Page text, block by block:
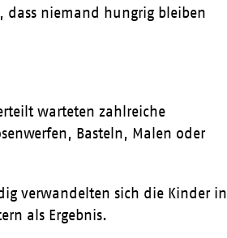
dass niemand hungrig bleiben
warteten zahlreiche
Basteln, Malen oder
verwandelten sich die Kinder in
als Ergebnis.